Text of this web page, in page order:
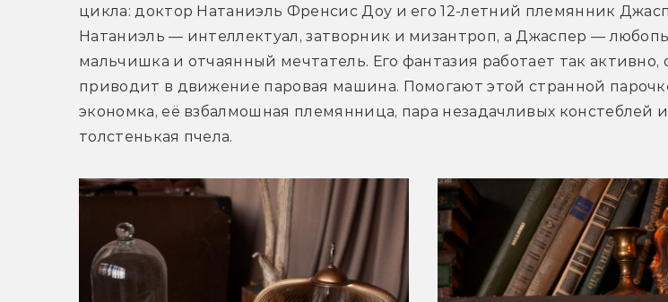
цикла: доктор Натаниэль Френсис Доу и его 12-летний племянник
Натаниэль — интеллектуал, затворник и мизантроп, а Джаспер —
мальчишка и отчаянный мечтатель. Его фантазия работает так активно,
приводит в движение паровая машина. Помогают этой странной
экономка, её взбалмошная племянница, пара незадачливых констеблей
толстенькая пчела.